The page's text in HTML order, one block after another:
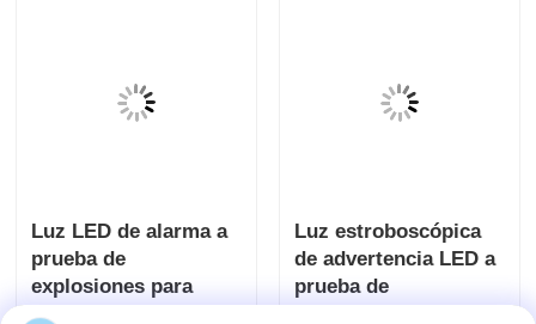
Luz LED de alarma a
prueba de
explosiones para
Zona 1 y Zona 2
Luz estroboscópica
de advertencia LED a
prueba de